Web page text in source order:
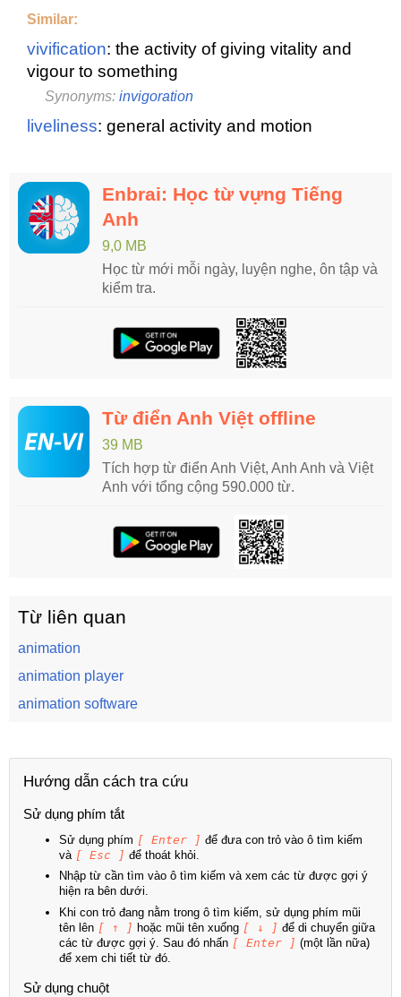
Similar:
vivification: the activity of giving vitality and
vigour to something
Synonyms: invigoration
liveliness: general activity and motion
Enbrai: Học từ vựng Tiếng
Anh
9,0 MB
Học từ mới mỗi ngày, luyện nghe, ôn tập và
kiểm tra.
Từ điển Anh Việt offline
39 MB
Tích hợp từ điển Anh Việt, Anh Anh và Việt
Anh với tổng cộng 590.000 từ.
Từ liên quan
animation
animation player
animation software
Hướng dẫn cách tra cứu
Sử dụng phím tắt
Sử dụng phím [ Enter ] để đưa con trỏ vào ô tìm kiếm
và [ Esc ] để thoát khỏi.
Nhập từ cần tìm vào ô tìm kiếm và xem các từ được gợi ý
hiện ra bên dưới.
Khi con trỏ đang nằm trong ô tìm kiếm, sử dụng phím mũi
tên lên [ ↑ ] hoặc mũi tên xuống [ ↓ ] để di chuyển giữa
các từ được gợi ý. Sau đó nhấn [ Enter ] (một lần nữa)
để xem chi tiết từ đó.
Sử dụng chuột